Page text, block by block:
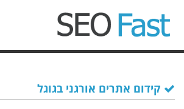
קידום אתרים אורגני בגוגל